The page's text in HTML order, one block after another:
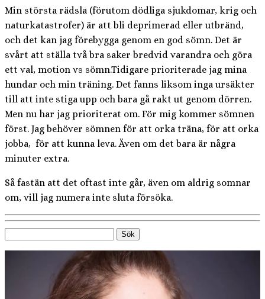
Min största rädsla (förutom dödliga sjukdomar, krig och
naturkatastrofer) är att bli deprimerad eller utbränd,
och det kan jag förebygga genom en god sömn. Det är
svårt att ställa två bra saker bredvid varandra och göra
ett val, motion vs sömn.Tidigare prioriterade jag mina
hundar och min träning. Det fanns liksom inga ursäkter
till att inte stiga upp och bara gå rakt ut genom dörren.
Men nu har jag prioriterat om. För mig kommer sömnen
först. Jag behöver sömnen för att orka träna, för att orka
jobba, för att kunna leva. Även om det bara är några
minuter extra.
Så fastän att det oftast inte går, även om aldrig somnar
om, vill jag numera inte sluta försöka.
efter: